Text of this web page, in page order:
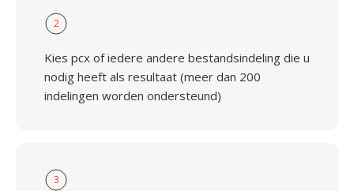
2
Kies pcx of iedere andere bestandsindeling die u
nodig heeft als resultaat (meer dan 200
indelingen worden ondersteund)
3